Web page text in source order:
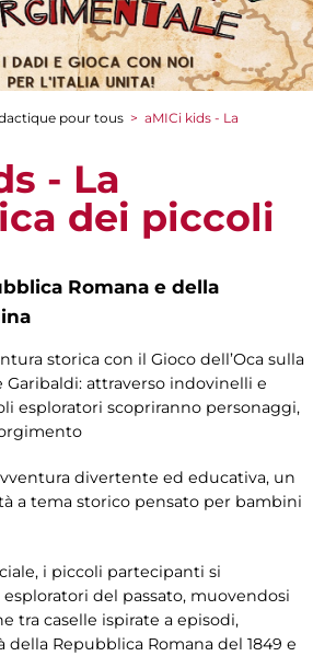
pour tous > aMICi kids - La
- La
dei piccoli
Romana e della
storica con il Gioco dell’Oca sulla
Garibaldi: attraverso indovinelli e
esploratori scopriranno personaggi,
divertente ed educativa, un
a tema storico pensato per bambini
i piccoli partecipanti si
del passato, muovendosi
tra caselle ispirate a episodi,
Repubblica Romana del 1849 e